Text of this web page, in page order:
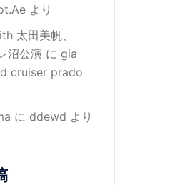
より
太田美帆、
沼公演 に gia
cruiser prado
に ddewd より